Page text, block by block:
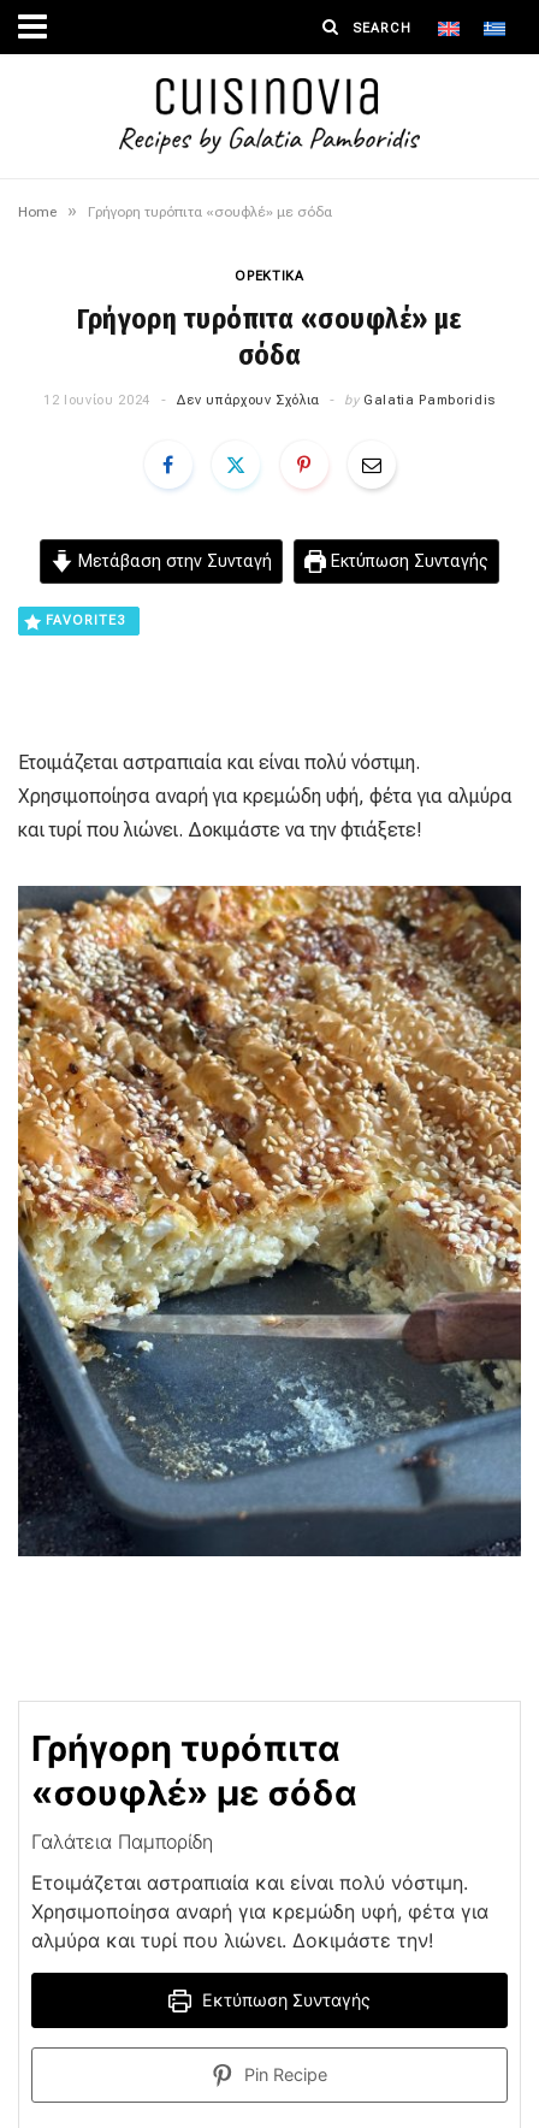
Home » Γρήγορη τυρόπιτα «σουφλέ» με σόδα
ΟΡΕΚΤΙΚΑ
Γρήγορη τυρόπιτα «σουφλέ» με
σόδα
12 Ιουνίου 2024 Δεν υπάρχουν Σχόλια by Galatia Pamboridis
Μετάβαση στην Συνταγή Εκτύπωση Συνταγής
FAVORITE3
Ετοιμάζεται αστραπιαία και είναι πολύ νόστιμη.
Χρησιμοποίησα αναρή για κρεμώδη υφή, φέτα για αλμύρα
και τυρί που λιώνει. Δοκιμάστε να την φτιάξετε!
Γρήγορη τυρόπιτα
«σουφλέ» με σόδα
Γαλάτεια Παμπορίδη
Ετοιμάζεται αστραπιαία και είναι πολύ νόστιμη.
Χρησιμοποίησα αναρή για κρεμώδη υφή, φέτα για
αλμύρα και τυρί που λιώνει. Δοκιμάστε την!
Εκτύπωση Συνταγής
Pin Recipe